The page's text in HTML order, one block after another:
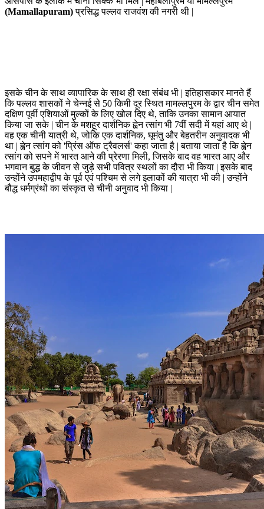
(Mamallapuram)प्रसिद्ध पल्‍लव राजवंश की नगरी थी |
इसके चीन के साथ व्‍यापारिक के साथ ही रक्षा संबंध भी | इतिहासकार मानते हैं
कि पल्‍लव शासकों ने चेन्‍नई से 50 किमी दूर स्थित मामल्‍लपुरम के द्वार चीन समेत
दक्षिण पूर्वी एशियाओं मुल्‍कों के लिए खोल दिए थे, ताकि उनका सामान आयात
किया जा सके | चीन के मशहूर दार्शनिक ह्वेन त्सांग भी 7वीं सदी में यहां आए थे |
वह एक चीनी यात्री थे, जोकि एक दार्शनिक, घूमंतु और बेहतरीन अनुवादक भी
था | ह्वेन त्सांग को 'प्रिंस ऑफ ट्रैवलर्स' कहा जाता है | बताया जाता है कि ह्वेन
त्सांग को सपने में भारत आने की प्रेरणा मिली, जिसके बाद वह भारत आए और
भगवान बुद्ध के जीवन से जुड़े सभी पवित्र स्थलों का दौरा भी किया | इसके बाद
उन्‍होंने उपमहाद्वीप के पूर्व एवं पश्चिम से लगे इलाकों की यात्रा भी की | उन्‍होंने
बौद्ध धर्मग्रंथों का संस्कृत से चीनी अनुवाद भी किया |